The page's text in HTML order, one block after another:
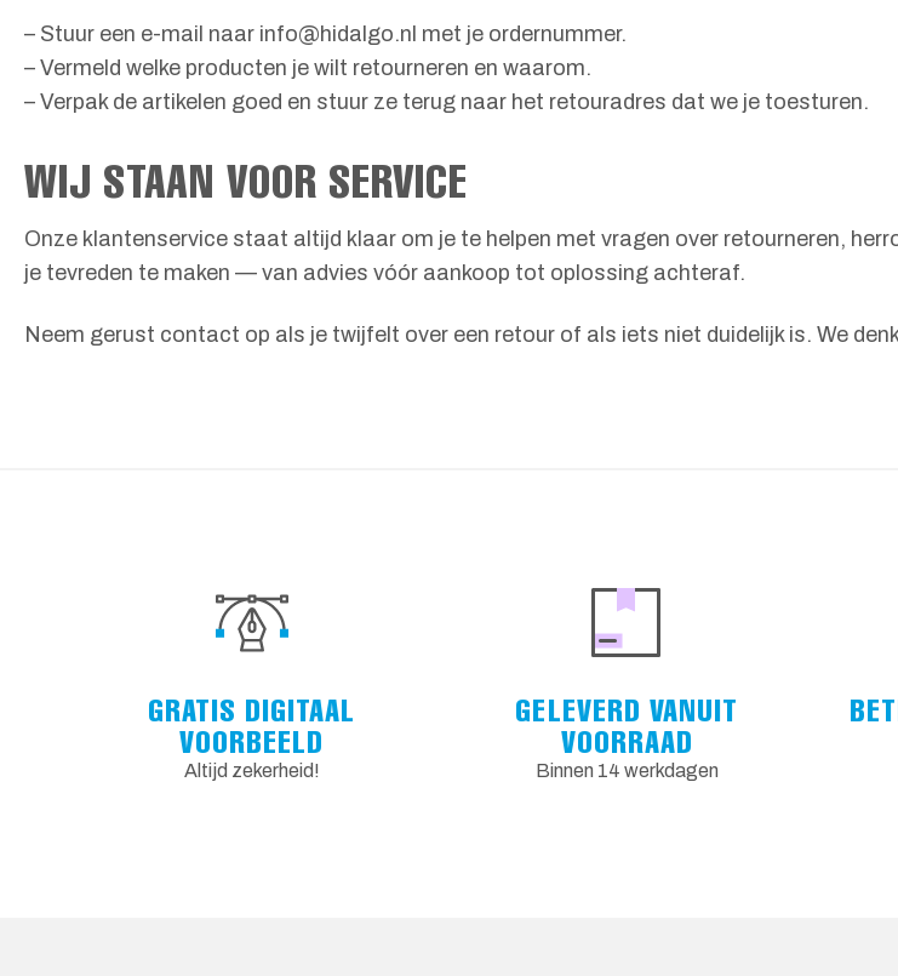
– Stuur een e-mail naar info@hidalgo.nl met je ordernummer.
– Vermeld welke producten je wilt retourneren en waarom.
– Verpak de artikelen goed en stuur ze terug naar het retouradres dat we je toesturen.
WIJ STAAN VOOR SERVICE
Onze klantenservice staat altijd klaar om je te helpen met vragen over retourneren,
je tevreden te maken — van advies vóór aankoop tot oplossing achteraf.
Neem gerust contact op als je twijfelt over een retour of als iets niet duidelijk is. We
GRATIS DIGITAAL
VOORBEELD
Altijd zekerheid!
GELEVERD VANUIT
VOORRAAD
Binnen 14 werkdagen